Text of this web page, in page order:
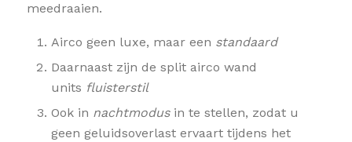
meedraaien.
Airco geen luxe, maar een standaard
Daarnaast zijn de split airco wand
units fluisterstil
Ook in nachtmodus in te stellen, zodat u
geen geluidsoverlast ervaart tijdens het